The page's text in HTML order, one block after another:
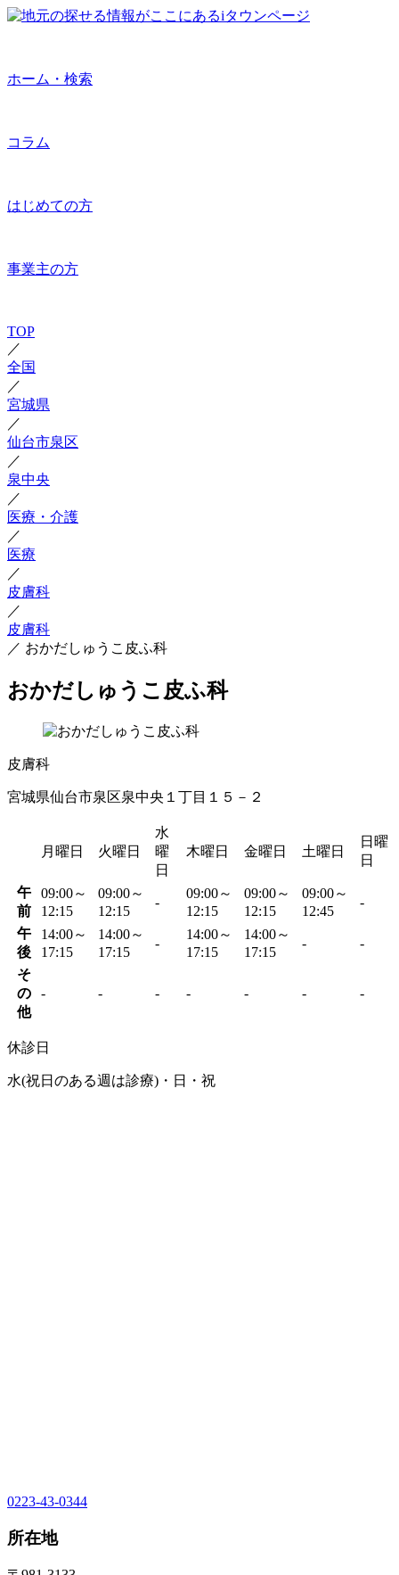
ホーム・検索
コラム
はじめての方
事業主の方
TOP
／
全国
／
宮城県
／
仙台市泉区
／
泉中央
／
医療・介護
／
医療
／
皮膚科
／
皮膚科
／ おかだしゅうこ皮ふ科
おかだしゅうこ皮ふ科
皮膚科
宮城県仙台市泉区泉中央１丁目１５－２
月曜日 火曜日
水
曜
日
木曜日 金曜日 土曜日
日曜
日
午
前
09:00～
12:15
09:00～
12:15
-
09:00～
12:15
09:00～
12:15
09:00～
12:45
-
午
後
14:00～
17:15
14:00～
17:15
-
14:00～
17:15
14:00～
17:15
- -
そ
の
他
- - - - - - -
休診日
水(祝日のある週は診療)・日・祝
0223-43-0344
所在地